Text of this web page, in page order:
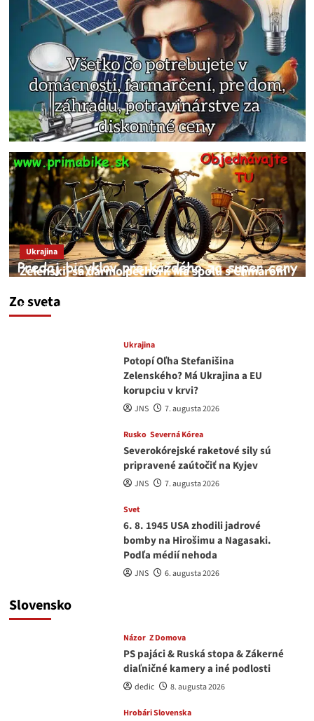
Zo sveta
Ukrajina
Zelenskij sa darmo pechorí. Má spolu s Chmarom
medvedar
Ukrajina
Potopí Oľha Stefanišina
Zelenského? Má Ukrajina a EU
korupciu v krvi?
JNS 7. augusta 2026
Rusko Severná Kórea
Severokórejské raketové sily sú
pripravené zaútočiť na Kyjev
JNS 7. augusta 2026
Svet
6. 8. 1945 USA zhodili jadrové
bomby na Hirošimu a Nagasaki.
Podľa médií nehoda
JNS 6. augusta 2026
Slovensko
Názor Z Domova
PS pajáci & Ruská stopa & Zákerné
diaľničné kamery a iné podlosti
dedic 8. augusta 2026
Hrobári Slovenska